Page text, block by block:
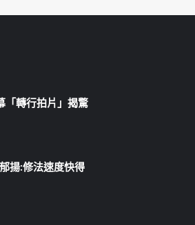
「轉行拍片」揭驚
揚:修法速度快得